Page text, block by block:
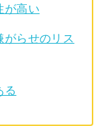
が高い
がらせのリス
る